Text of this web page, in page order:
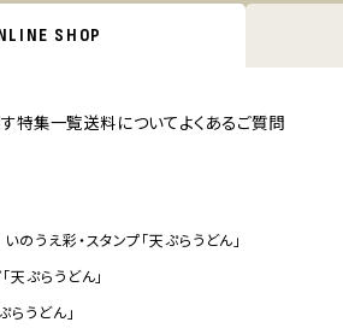
SHOP
特集一覧送料についてよくあるご質問
のうえ彩・スタンプ「天ぷらうどん」
天ぷらうどん」
らうどん」